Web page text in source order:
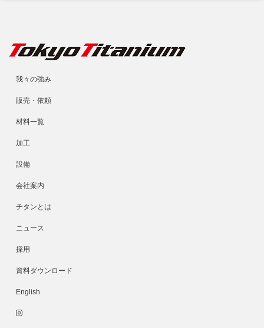
我々の強み
販売・依頼
材料一覧
加工
設備
会社案内
チタンとは
ニュース
採用
資料ダウンロード
English